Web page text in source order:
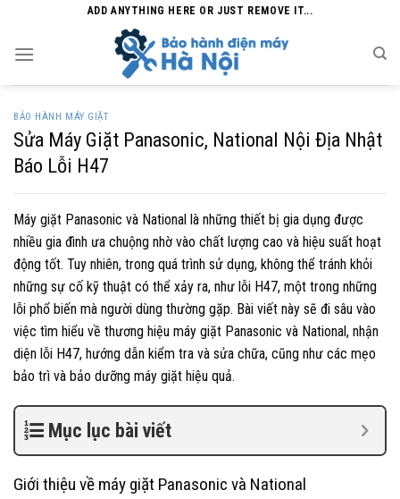
content
ADD ANYTHING HERE OR JUST REMOVE IT...
BẢO HÀNH MÁY GIẶT
Sửa Máy Giặt Panasonic, National Nội Địa Nhật
Báo Lỗi H47
Máy giặt Panasonic và National là những thiết bị gia dụng được
nhiều gia đình ưa chuộng nhờ vào chất lượng cao và hiệu suất hoạt
động tốt. Tuy nhiên, trong quá trình sử dụng, không thể tránh khỏi
những sự cố kỹ thuật có thể xảy ra, như lỗi H47, một trong những
lỗi phổ biến mà người dùng thường gặp. Bài viết này sẽ đi sâu vào
việc tìm hiểu về thương hiệu máy giặt Panasonic và National, nhận
diện lỗi H47, hướng dẫn kiểm tra và sửa chữa, cũng như các mẹo
bảo trì và bảo dưỡng máy giặt hiệu quả.
Mục lục bài viết
Giới thiệu về máy giặt Panasonic và National